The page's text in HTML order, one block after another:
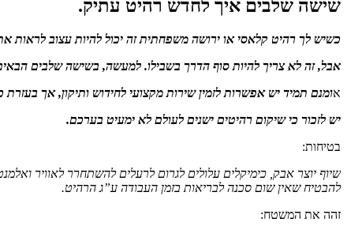
שישה שלבים איך לחדש רהיט עתיק.
כשיש לך רהיט קלאסי או ירושה משפחתית זה יכול להיות עצוב
אבל, זה לא צריך להיות סוף הדרך בשבילו. למעשה, בשישה שלבים
אומנם תמיד יש אפשרות לזמין שירות מקצועי לחידוש ותיקון, אך
יש לזכור כי שיקום רהיטים ישנים לעולם לא ימעיט בערכם.
בטיחות:
שיוף יוצר אבק, כימיקלים עלולים לגרום לרעלים להשתחרר לאוויר
להבטיח שאין שום סכנה לבריאות בזמן העבודה ע”ג הרהיט.
זהה את המשטח: